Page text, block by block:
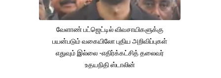
வேளாண் பட்ஜெட்டில் விவசாயிகளுக்கு
பயன்படும் வகையிலோ புதிய அறிவிப்புகள்
எதுவும் இல்லை -எதிர்க்கட்சித் தலைவர்
உதயநிதி ஸ்டாலின்